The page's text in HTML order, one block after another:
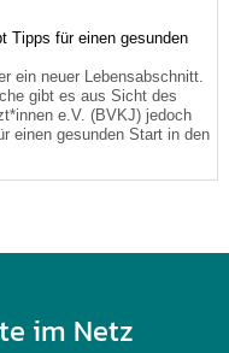
Tipps für einen gesunden
ein neuer Lebensabschnitt.
gibt es aus Sicht des
e.V. (BVKJ) jedoch
einen gesunden Start in den
im Netz